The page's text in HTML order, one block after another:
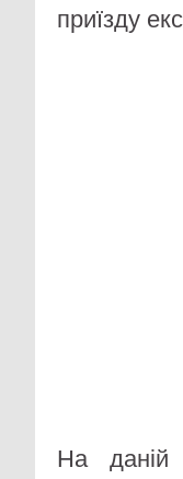
приїзду
На даній